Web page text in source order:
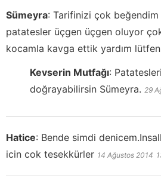
Sümeyra: Tarifinizi çok
patatesler üçgen üçgen oluyor
kocamla kavga ettik yardım lütfen
Kevserin Mutfağı:
doğrayabilirsin Sümeyra. 29
Hatice: Bende simdi
icin cok tesekkürler 14 Ağustos 2014